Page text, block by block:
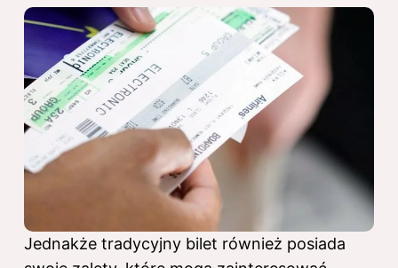
Jednakże tradycyjny bilet również posiada